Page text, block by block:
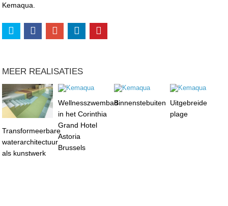
Kemaqua.
MEER REALISATIES
Transformeerbare
waterarchitectuur
als kunstwerk
Wellnesszwembad
in het Corinthia
Grand Hotel
Astoria
Brussels
Binnenstebuiten
Uitgebreide
plage